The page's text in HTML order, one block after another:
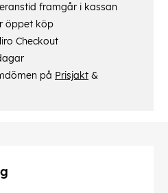
framgår i kassan
öppet köp
Checkout
på Prisjakt &